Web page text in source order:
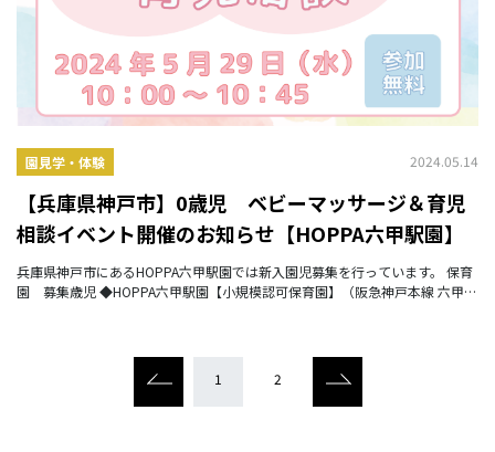
園見学・体験 2024.05.14
【兵庫県神戸市】0歳児 ベビーマッサージ＆育児
相談イベント開催のお知らせ【HOPPA六甲駅園】
兵庫県神戸市にあるHOPPA六甲駅園では新入園児募集を行っています。 保育
園 募集歳児 ◆HOPPA六甲駅園【小規模認可保育園】（阪急神戸本線 六甲駅
1 2